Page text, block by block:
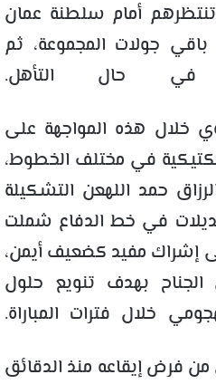
تنتظرهم أمام سلطنة عمان
جولات المجموعة، ثم
في حال التأهل.
خلال هذه المواجهة على
في مختلف الخطوط،
حمد اللهعن التشكيلة
في خط الدفاع شملت
إشراك مفيد كضعيف أيمن،
بهدف تنويع حلول
خلال فترات المباراة.
فرض إيقاعه منذ الدقائق